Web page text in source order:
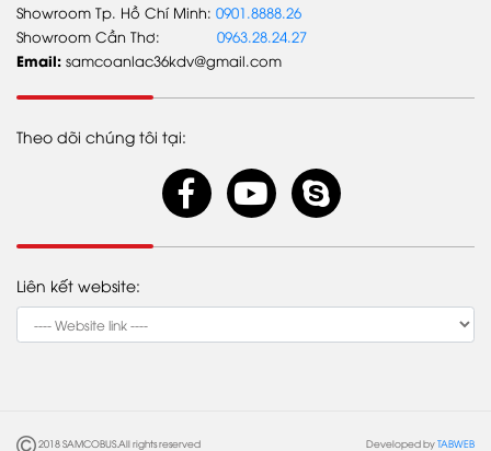
Tin Tổng công ty
Tin Samco An Lạc
Theo dõi chúng tôi tại:
Liên kết website:
Showroom Tp. Hồ Chí Minh: 0901.8888.26
Showroom Cần Thơ: 0963.28.24.27
Email: samcoanlac36kdv@gmail.com
2018 SAMCOBUS.All rights reserved Developed byTABWEB